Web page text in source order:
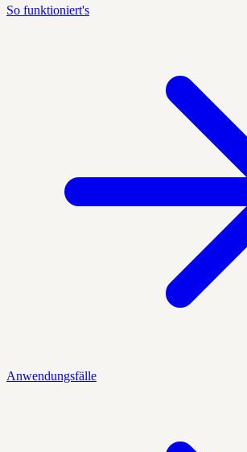
So funktioniert's
Anwendungsfälle